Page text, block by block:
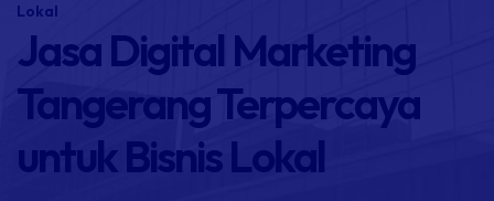
Lokal
Jasa Digital Marketing
Tangerang Terpercaya
untuk Bisnis Lokal